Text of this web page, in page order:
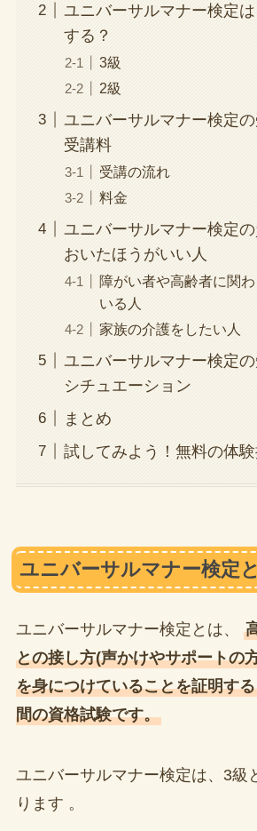
ユニバーサルマナー検定
する？
3級
2級
ユニバーサルマナー検定
受講料
受講の流れ
料金
ユニバーサルマナー検定
おいたほうがいい人
障がい者や高齢者に関
いる人
家族の介護をしたい人
ユニバーサルマナー検定
シチュエーション
まとめ
試してみよう！無料の体験
ユニバーサルマナー検定
ユニバーサルマナー検定とは、
との接し方(声かけやサポートの
を身につけていることを証明す
間の資格試験です。
ユニバーサルマナー検定は、3級
ります 。